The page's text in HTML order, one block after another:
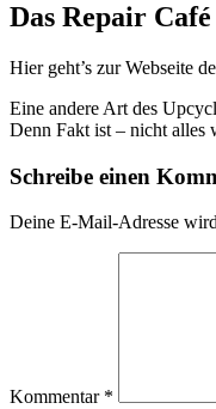
Das Repair
Hier geht’s zur Webseite
Eine andere Art des
Denn Fakt ist – nicht alles
Schreibe einen
Deine E-Mail-Adresse
Kommentar *